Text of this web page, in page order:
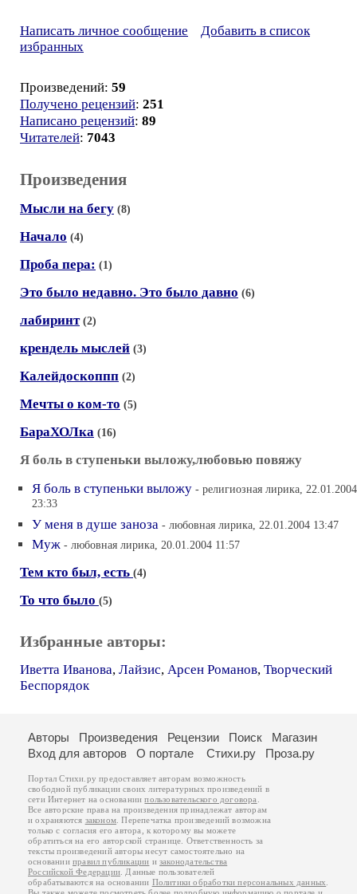
Написать личное сообщение
Добавить в список
избранных
Произведений: 59
Получено рецензий: 251
Написано рецензий: 89
Читателей: 7043
Произведения
Мысли на бегу (8)
Начало (4)
Проба пера: (1)
Это было недавно. Это было давно (6)
лабиринт (2)
крендель мыслей (3)
Калейдоскоппп (2)
Мечты о ком-то (5)
БараХОЛка (16)
Я боль в ступеньки выложу,любовью повяжу
Я боль в ступеньки выложу - религиозная лирика, 22.01.2004
23:33
У меня в душе заноза - любовная лирика, 22.01.2004 13:47
Муж - любовная лирика, 20.01.2004 11:57
Тем кто был, есть (4)
То что было (5)
Избранные авторы:
Иветта Иванова, Лайзис, Арсен Романов, Творческий
Беспорядок
Авторы Произведения Рецензии Поиск
Магазин
Вход для авторов
О портале Стихи.ру Проза.ру
Портал Стихи.ру предоставляет авторам возможность
свободной публикации своих литературных произведений в
сети Интернет на основаниипользовательского договора
Все авторские права на произведения принадлежат авторам
и охраняются законом . Перепечатка произведений возможна
только с согласия его автора, к которому вы можете
обратиться на его авторской странице. Ответственность за
тексты произведений авторы несут самостоятельно на
основанииправил публикации изаконодательства
Российской Федерации . Данные пользователей
обрабатываются на основании Политики обработки персональных данных